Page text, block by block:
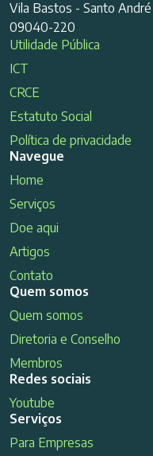
Vila Bastos - Santo André
09040-220
Utilidade Pública
ICT
CRCE
Estatuto Social
Política de privacidade
Navegue
Home
Serviços
Doe aqui
Artigos
Contato
Quem somos
Quem somos
Diretoria e Conselho
Membros
Redes sociais
Youtube
Serviços
Para Empresas